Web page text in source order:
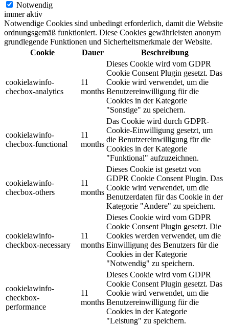
Notwendig
immer aktiv
Notwendige Cookies sind unbedingt erforderlich, damit die Website
ordnungsgemäß funktioniert. Diese Cookies gewährleisten anonym
grundlegende Funktionen und Sicherheitsmerkmale der Website.
Cookie
Dauer Beschreibung
cookielawinfo-
checbox-analytics
11
months
Dieses Cookie wird vom GDPR
Cookie Consent Plugin gesetzt. Das
Cookie wird verwendet, um die
Benutzereinwilligung für die
Cookies in der Kategorie
"Sonstige" zu speichern.
cookielawinfo-
checbox-functional
11
months
Das Cookie wird durch GDPR-
Cookie-Einwilligung gesetzt, um
die Benutzereinwilligung für die
Cookies in der Kategorie
"Funktional" aufzuzeichnen.
cookielawinfo-
checbox-others
11
months
Dieses Cookie ist gesetzt von
GDPR Cookie Consent Plugin. Das
Cookie wird verwendet, um die
Benutzerdaten für das Cookie in der
Kategorie "Andere" zu speichern.
cookielawinfo-
checkbox-necessary
11
months
Dieses Cookie wird vom GDPR
Cookie Consent Plugin gesetzt. Die
Cookies werden verwendet, um die
Einwilligung des Benutzers für die
Cookies in der Kategorie
"Notwendig" zu speichern.
cookielawinfo-
checkbox-
performance
11
months
Dieses Cookie wird vom GDPR
Cookie Consent Plugin gesetzt. Das
Cookie wird verwendet, um die
Benutzereinwilligung für die
Cookies in der Kategorie
"Leistung" zu speichern.